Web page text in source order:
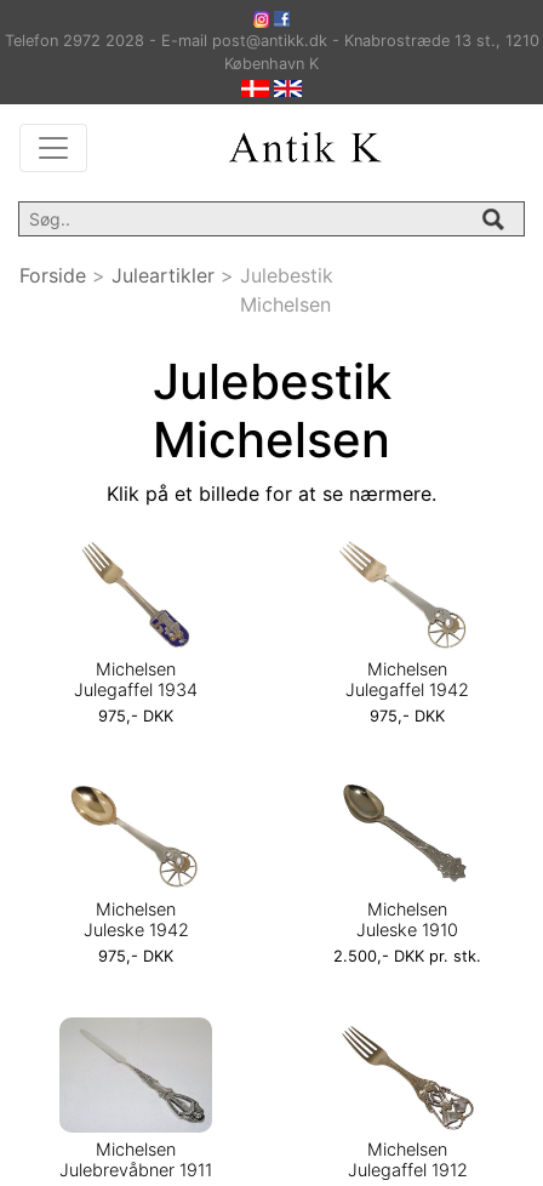
Telefon 2972 2028 - E-mail post@antikk.dk - Knabrostræde 13 st., 1210
København K
Forside > Juleartikler > Julebestik
Michelsen
Julebestik
Michelsen
Klik på et billede for at se nærmere.
Michelsen
Julegaffel 1934
975,- DKK
Michelsen
Julegaffel 1942
975,- DKK
Michelsen
Juleske 1942
975,- DKK
Michelsen
Juleske 1910
2.500,- DKK pr. stk.
Michelsen
Julebrevåbner 1911
Michelsen
Julegaffel 1912